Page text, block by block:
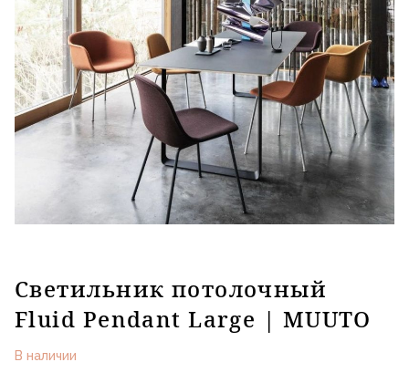
Светильник потолочный
Fluid Pendant Large | MUUTO
В наличии